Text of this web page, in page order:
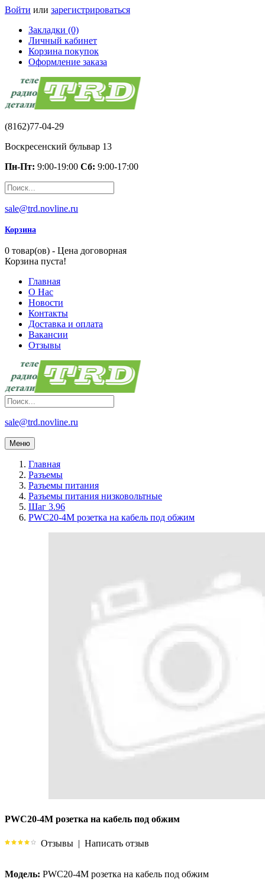
Войти или зарегистрироваться
Закладки (0)
Личный кабинет
Корзина покупок
Оформление заказа
(8162)77-04-29
Воскресенский бульвар 13
Пн-Пт: 9:00-19:00 Сб: 9:00-17:00
sale@trd.novline.ru
Корзина
0 товар(ов) - Цена договорная
Корзина пуста!
Главная
О Нас
Новости
Контакты
Доставка и оплата
Вакансии
Отзывы
sale@trd.novline.ru
Меню
Главная
Разъемы
Разъемы питания
Разъемы питания низковольтные
Шаг 3.96
PWC20-4M розетка на кабель под обжим
PWC20-4M розетка на кабель под обжим
Отзывы | Написать отзыв
Модель: PWC20-4M розетка на кабель под обжим